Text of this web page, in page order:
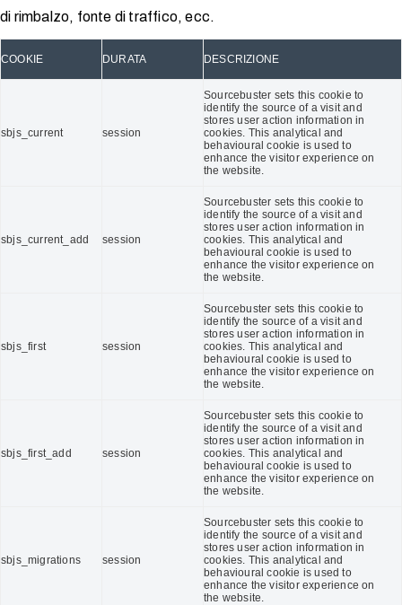
di rimbalzo, fonte di traffico, ecc.
COOKIE DURATA DESCRIZIONE
sbjs_current session
Sourcebuster sets this cookie to
identify the source of a visit and
stores user action information in
cookies. This analytical and
behavioural cookie is used to
enhance the visitor experience on
the website.
sbjs_current_add session
Sourcebuster sets this cookie to
identify the source of a visit and
stores user action information in
cookies. This analytical and
behavioural cookie is used to
enhance the visitor experience on
the website.
sbjs_first session
Sourcebuster sets this cookie to
identify the source of a visit and
stores user action information in
cookies. This analytical and
behavioural cookie is used to
enhance the visitor experience on
the website.
sbjs_first_add session
Sourcebuster sets this cookie to
identify the source of a visit and
stores user action information in
cookies. This analytical and
behavioural cookie is used to
enhance the visitor experience on
the website.
sbjs_migrations session
Sourcebuster sets this cookie to
identify the source of a visit and
stores user action information in
cookies. This analytical and
behavioural cookie is used to
enhance the visitor experience on
the website.